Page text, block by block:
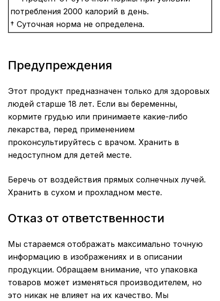
потребления 2000 калорий в день.
† Суточная норма не определена.
Предупреждения
Этот продукт предназначен только для здоровых
людей старше 18 лет. Если вы беременны,
кормите грудью или принимаете какие-либо
лекарства, перед применением
проконсультируйтесь с врачом. Хранить в
недоступном для детей месте.
Беречь от воздействия прямых солнечных лучей.
Хранить в сухом и прохладном месте.
Отказ от ответственности
Мы стараемся отображать максимально точную
информацию в изображениях и в описании
продукции. Обращаем внимание, что упаковка
товаров может изменяться производителем, но
это никак не влияет на их качество. Мы